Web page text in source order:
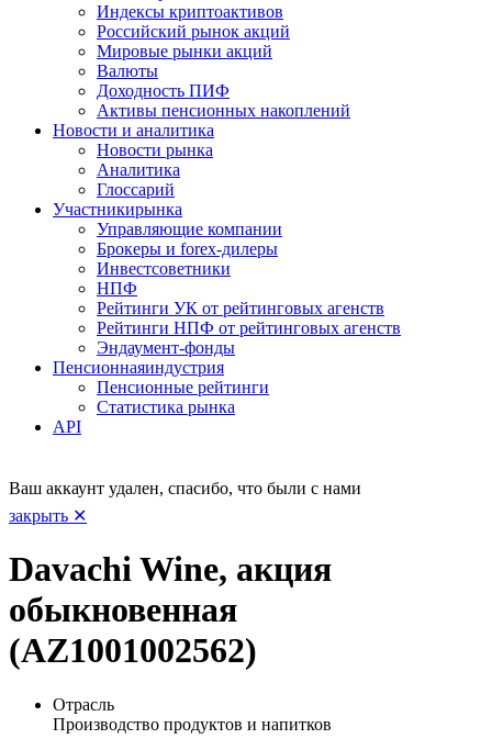
Индексы криптоактивов
Российский рынок акций
Мировые рынки акций
Валюты
Доходность ПИФ
Активы пенсионных накоплений
Новости и аналитика
Новости рынка
Аналитика
Глоссарий
Участникирынка
Управляющие компании
Брокеры и forex-дилеры
Инвестсоветники
НПФ
Рейтинги УК от рейтинговых агенств
Рейтинги НПФ от рейтинговых агенств
Эндаумент-фонды
Пенсионнаяиндустрия
Пенсионные рейтинги
Статистика рынка
API
Ваш аккаунт удален, спасибо, что были с нами
закрыть ✕
Davachi Wine, акция
обыкновенная
(AZ1001002562)
Отрасль
Производство продуктов и напитков